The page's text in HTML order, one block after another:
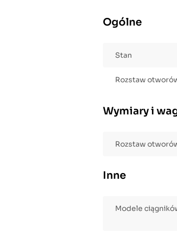
Ogólne
Stan
Rozstaw
Wymiary i
Rozstaw
Inne
Modele